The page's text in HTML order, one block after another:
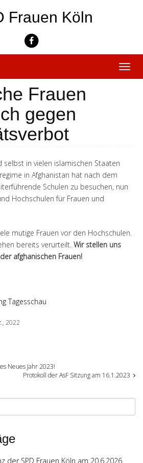
Toggle
Frauen
gegen
selbst in vielen islamischen Staaten
in Afghanistan hat nach dem
Schulen zu besuchen, nun
Hochschulen für Frauen und
mutige Frauen vor den Hochschulen.
bereits verurteilt. Wir stellen uns
afghanischen Frauen!
Tagesschau
2022
Neues Jahr 2023!
Protokoll der AsF Sitzung am 16.1.2023
der SPD Frauen Köln am 20.6.2026